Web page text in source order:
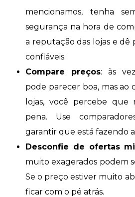
mencionamos, tenha
segurança na hora de
a reputação das lojas e dê
confiáveis.
Compare preços: às
pode parecer boa, mas ao
lojas, você percebe que
pena. Use
garantir que está fazendo
Desconfie de ofertas
muito exagerados podem
Se o preço estiver muito
ficar com o pé atrás.